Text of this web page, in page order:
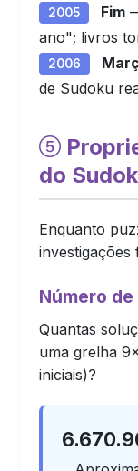
2005 Fim
ano"; livros
2006
de Sudoku
do
Enquanto
investigações
Número
Quantas
uma grelha
iniciais)?